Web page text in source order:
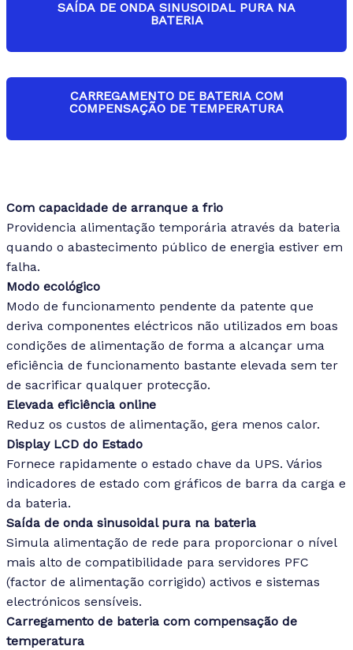
indicadores de estado com gráficos de barra da
SAÍDA DE ONDA SINUSOIDAL PURA NA
BATERIA
nível mais alto de compatibilidade para servidores
sistemas electrónicos sensíveis.
CARREGAMENTO DE BATERIA COM
COMPENSAÇÃO DE TEMPERATURA
bateria.
Com capacidade de arranque a frio
Providencia alimentação temporária através da bateria
quando o abastecimento público de energia estiver em
falha.
Modo ecológico
Modo de funcionamento pendente da patente que
deriva componentes eléctricos não utilizados em boas
condições de alimentação de forma a alcançar uma
eficiência de funcionamento bastante elevada sem ter
de sacrificar qualquer protecção.
Elevada eficiência online
Reduz os custos de alimentação, gera menos calor.
Display LCD do Estado
Fornece rapidamente o estado chave da UPS. Vários
indicadores de estado com gráficos de barra da carga e
da bateria.
Saída de onda sinusoidal pura na bateria
Simula alimentação de rede para proporcionar o nível
mais alto de compatibilidade para servidores PFC
(factor de alimentação corrigido) activos e sistemas
electrónicos sensíveis.
Carregamento de bateria com compensação de
temperatura